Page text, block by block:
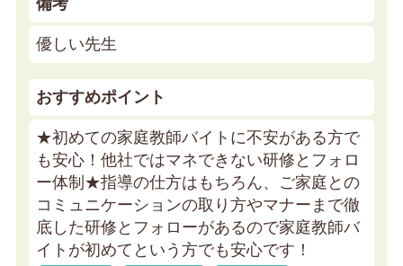
優しい先生
おすすめポイント
★初めての家庭教師バイトに不安がある方で
も安心！他社ではマネできない研修とフォロ
ー体制★指導の仕方はもちろん、ご家庭との
コミュニケーションの取り方やマナーまで徹
底した研修とフォローがあるので家庭教師バ
イトが初めてという方でも安心です！